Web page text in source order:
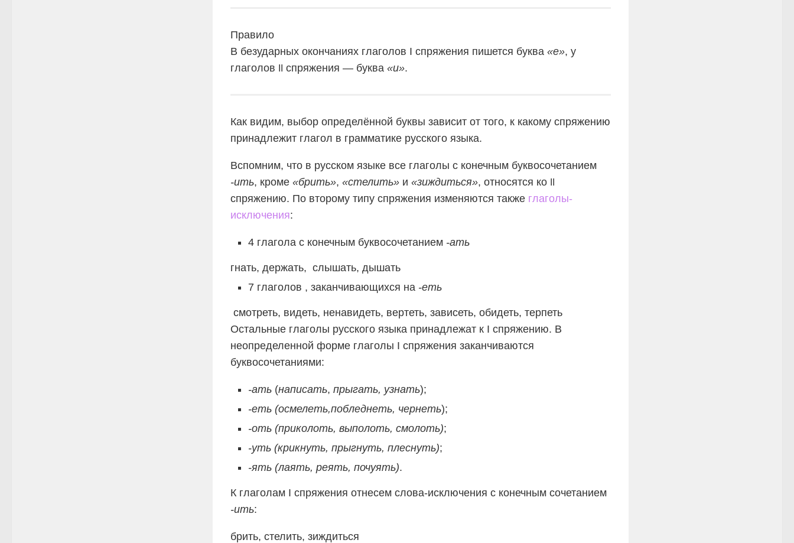
Правило
В безударных окончаниях глаголов I спряжения пишется буква «е», у
глаголов II спряжения — буква «и».
Как видим, выбор определённой буквы зависит от того, к какому спряжению
принадлежит глагол в грамматике русского языка.
Вспомним, что в русском языке все глаголы с конечным буквосочетанием
-ить, кроме «брить», «стелить» и «зиждиться», относятся ко II
спряжению. По второму типу спряжения изменяются также глаголы-
исключения:
4 глагола с конечным буквосочетанием -ать
гнать, держать, слышать, дышать
7 глаголов , заканчивающихся на -еть
смотреть, видеть, ненавидеть, вертеть, зависеть, обидеть, терпеть
Остальные глаголы русского языка принадлежат к I спряжению. В
неопределенной форме глаголы I спряжения заканчиваются
буквосочетаниями:
-ать (написать, прыгать, узнать);
-еть (осмелеть,побледнеть, чернеть);
-оть (приколоть, выполоть, смолоть);
-уть (крикнуть, прыгнуть, плеснуть);
-ять (лаять, реять, почуять).
К глаголам I спряжения отнесем слова-исключения с конечным сочетанием
-ить:
брить, стелить, зиждиться